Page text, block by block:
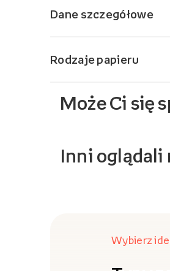
Dane szczegółowe
Rodzaje papieru
Może Ci się
Inni oglądali
Wybierz